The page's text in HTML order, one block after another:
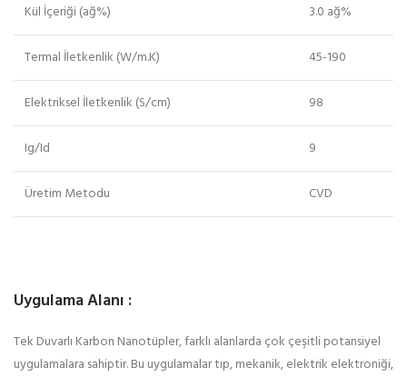
Kül İçeriği (ağ%) 3.0 ağ%
Termal İletkenlik (W/m.K) 45-190
Elektriksel İletkenlik (S/cm) 98
Ig/Id 9
Üretim Metodu CVD
Uygulama Alanı :
Tek Duvarlı Karbon Nanotüpler, farklı alanlarda çok çeşitli potansiyel
uygulamalara sahiptir. Bu uygulamalar tıp, mekanik, elektrik elektroniği,